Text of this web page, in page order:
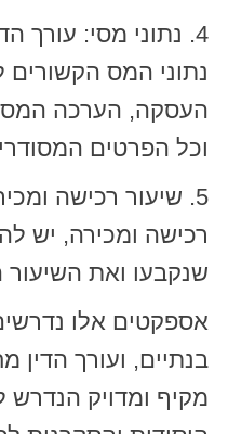
4. נתוני מסי: עורך
נתוני המס הקשורים
העסקה, הערכה
וכל הפרטים
5. שיעור רכישה
רכישה ומכירה, יש
שנקבעו ואת
אספקטים אלו
בנתיים, ועורך הדין
מקיף ומדויק